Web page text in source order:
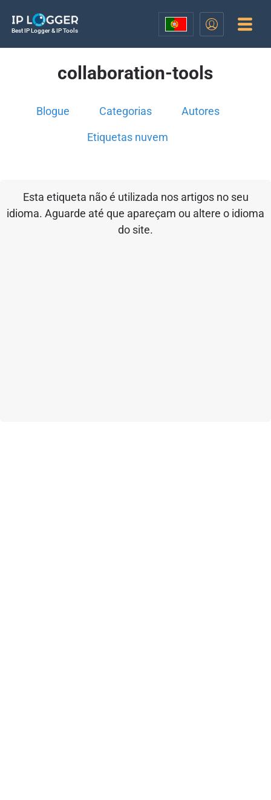
Best IP Logger & IP Tools
collaboration-tools
Blogue Categorias Autores
Etiquetas nuvem